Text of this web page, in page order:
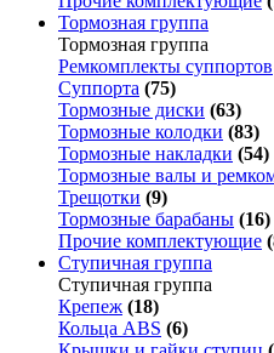
Тормозная группа
Тормозная группа
Ремкомплекты суппортов
Суппорта (75)
Тормозные диски (63)
Тормозные колодки (83)
Тормозные накладки (54)
Тормозные валы и
Трещотки (9)
Тормозные барабаны (16)
Прочие комплектующие
Ступичная группа
Ступичная группа
Крепеж (18)
Кольца ABS (6)